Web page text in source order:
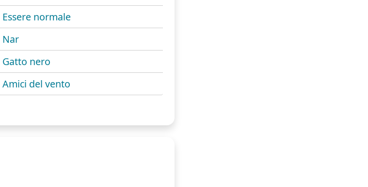
Essere normale
Nar
Gatto nero
Amici del vento